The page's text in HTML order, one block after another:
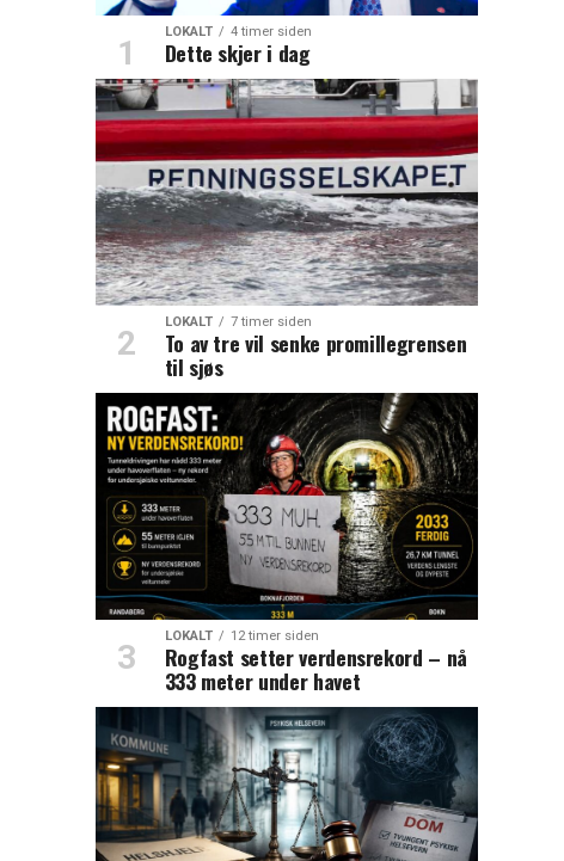
LOKALT 4 timer siden
Dette skjer i dag
LOKALT 7 timer siden
To av tre vil senke promillegrensen
til sjøs
LOKALT 12 timer siden
Rogfast setter verdensrekord – nå
333 meter under havet